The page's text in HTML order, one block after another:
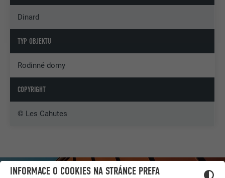
INFORMACE O COOKIES NA STRÁNCE PREFA
Dinard
TYP OBJEKTU
Rodinné domy
COPYRIGHT
© Les Cahutes